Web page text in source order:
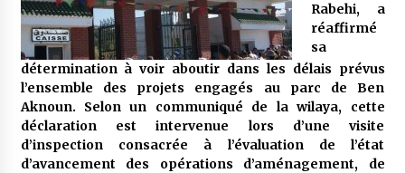
Le bouc de l’Au-delà
5 ans ago
Le monstrueux vieillard (Un récit du Sud
algérien)
5 ans ago
Rabehi, a
réaffirmé
sa
détermination à voir aboutir dans les délais prévus
l’ensemble des projets engagés au parc de Ben
Aknoun. Selon un communiqué de la wilaya, cette
déclaration est intervenue lors d’une visite
d’inspection consacrée à l’évaluation de l’état
d’avancement des opérations d’aménagement, de